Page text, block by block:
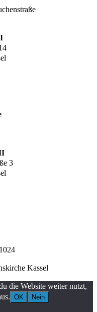
3
Kassel
die Website weiter nutzt,
OK
Nein